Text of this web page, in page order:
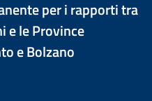
per i rapporti tra
e le Province
e Bolzano